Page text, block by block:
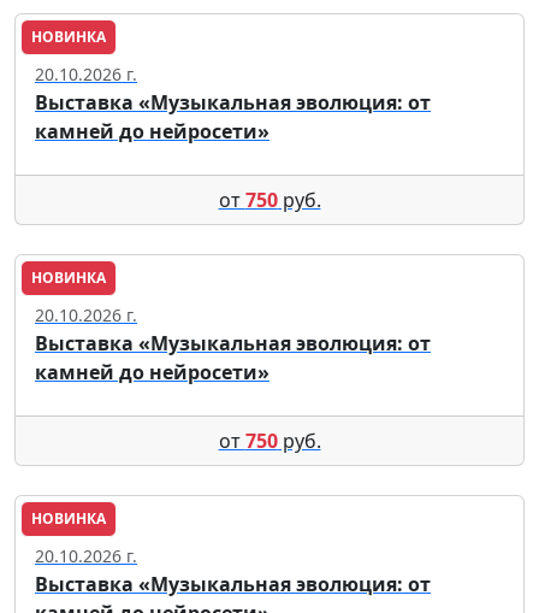
НОВИНКА
Москва
20.10.2026 г.
Выставка «Музыкальная эволюция: от
камней до нейросети»
от750руб.
НОВИНКА
Москва
20.10.2026 г.
Выставка «Музыкальная эволюция: от
камней до нейросети»
от750руб.
НОВИНКА
Москва
20.10.2026 г.
Выставка «Музыкальная эволюция: от